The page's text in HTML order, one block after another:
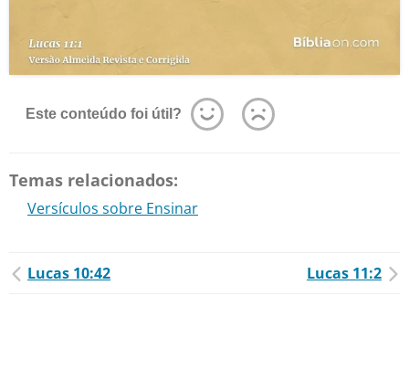
Este conteúdo foi útil?
Temas relacionados:
Versículos sobre Ensinar
Lucas 10:42 Lucas 11:2